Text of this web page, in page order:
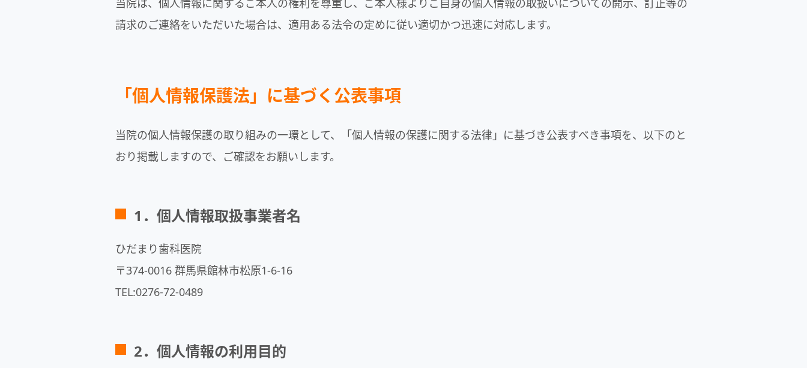
当院は、個人情報に関するご本人の権利を尊重し、ご本人様よりご自身の個人情報の取扱いについての開示、訂正等の
請求のご連絡をいただいた場合は、適用ある法令の定めに従い適切かつ迅速に対応します。
「個人情報保護法」に基づく公表事項
当院の個人情報保護の取り組みの一環として、「個人情報の保護に関する法律」に基づき公表すべき事項を、以下のと
おり掲載しますので、ご確認をお願いします。
1．個人情報取扱事業者名
ひだまり歯科医院
〒374-0016 群馬県館林市松原1-6-16
TEL:0276-72-0489
2．個人情報の利用目的